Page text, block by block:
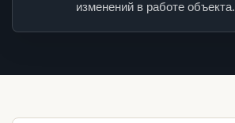
изменений в работе объекта.